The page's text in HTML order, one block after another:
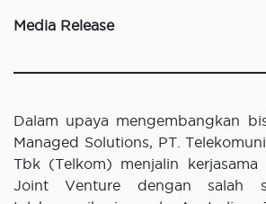
Media Release
Dalam upaya mengembangkan
Managed Solutions, PT.
Tbk (Telkom) menjalin
Joint Venture dengan salah